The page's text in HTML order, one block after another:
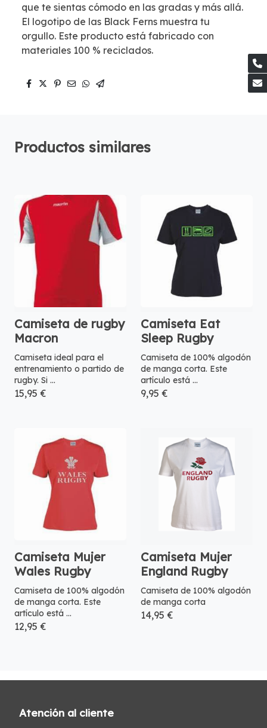
que te sientas cómodo en las gradas y más allá.
El logotipo de las Black Ferns muestra tu
orgullo. Este producto está fabricado con
materiales 100 % reciclados.
Productos similares
Camiseta de rugby
Macron
Camiseta ideal para el
entrenamiento o partido de
rugby. Si ...
15,95 €
Camiseta Eat
Sleep Rugby
Camiseta de 100% algodón
de manga corta. Este
artículo está ...
9,95 €
Camiseta Mujer
Wales Rugby
Camiseta de 100% algodón
de manga corta. Este
artículo está ...
12,95 €
Camiseta Mujer
England Rugby
Camiseta de 100% algodón
de manga corta
14,95 €
Atención al cliente